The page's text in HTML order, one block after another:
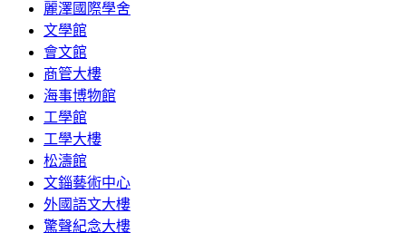
麗澤國際學舍
文學館
會文館
商管大樓
海事博物館
工學館
工學大樓
松濤館
文錙藝術中心
外國語文大樓
驚聲紀念大樓